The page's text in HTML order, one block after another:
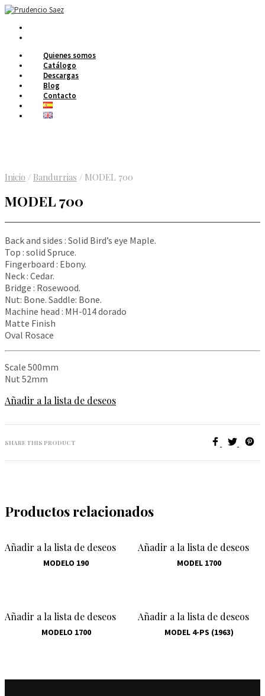
Quienes somos
Catálogo
Descargas
Blog
Contacto
Inicio / Bandurrias / MODEL 700
MODEL 700
Back and sides : Solid Bird’s eye Maple.
Top : solid Spruce.
Fingerboard : Ebony.
Neck : Cedar.
Bridge : Rosewood.
Nut: Bone. Saddle: Bone.
Machine head : MH-014 dorado
Matte Finish
Oval Rosace
Scale 500mm
Nut 52mm
Añadir a la lista de deseos
SHARE THIS PRODUCT
Productos relacionados
Añadir a la lista de deseos
MODELO 190
Añadir a la lista de deseos
MODEL 1700
Añadir a la lista de deseos
MODELO 1700
Añadir a la lista de deseos
MODEL 4-PS (1963)